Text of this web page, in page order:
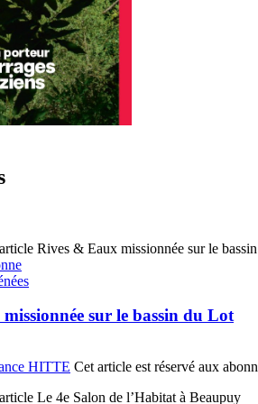
sur le bassin du Lot
HITTE Cet article est réservé aux